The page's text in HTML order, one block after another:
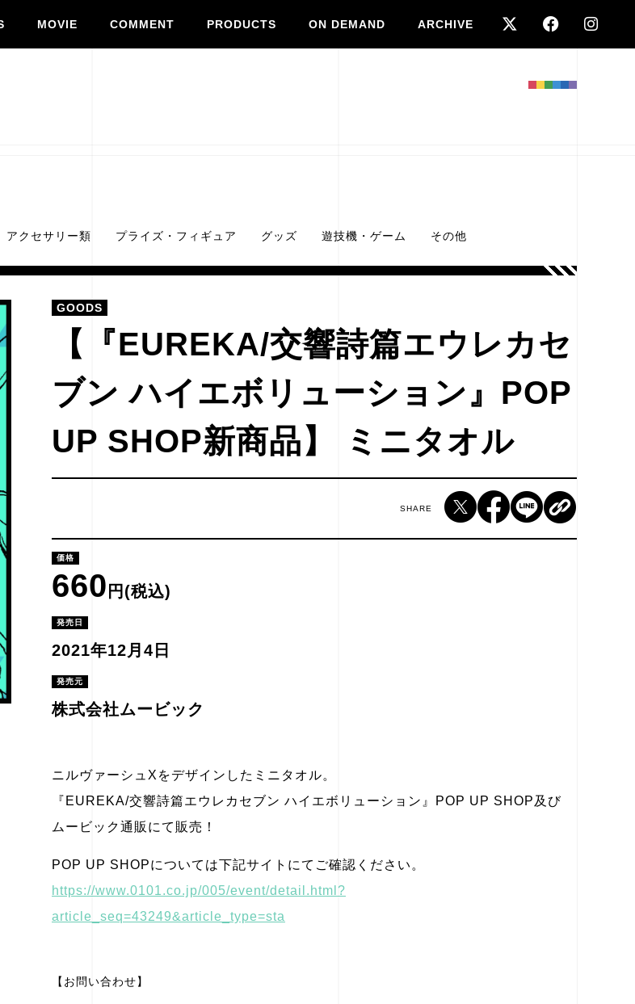
MOVIE COMMENT PRODUCTS ON DEMAND ARCHIVE
アクセサリー類 プライズ・フィギュア グッズ 遊技機・ゲーム その他
GOODS
【『EUREKA/交響詩篇エウレカセ
ブン ハイエボリューション』POP
UP SHOP新商品】 ミニタオル
SHARE
価格
660 円(税込)
発売日
2021年12月4日
発売元
株式会社ムービック
ニルヴァーシュXをデザインしたミニタオル。
『EUREKA/交響詩篇エウレカセブン ハイエボリューション』POP UP SHOP及び
ムービック通販にて販売！
POP UP SHOPについては下記サイトにてご確認ください。
https://www.0101.co.jp/005/event/detail.html?
article_seq=43249&article_type=sta
【お問い合わせ】